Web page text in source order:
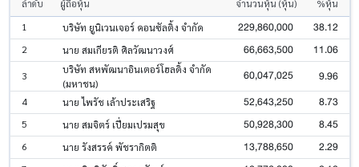
ลำดับ ผู้ถือหุ้น จำนวนหุ้น (หุ้น) %หุ้น
1 บริษัท ยูนิเวนเจอร์ คอนซัลติ้ง จำกัด 229,860,000 38.12
2 นาย สมเกียรติ ศิลวัฒนาวงศ์ 66,663,500 11.06
3
บริษัท สหพัฒนาอินเตอร์โฮลดิ้ง จำกัด
(มหาชน)
60,047,025 9.96
4 นาย ไพรัช เล้าประเสริฐ 52,643,250 8.73
5 นาย สมจิตร์ เปี่ยมเปรมสุข 50,928,300 8.45
6 นาย รังสรรค์ พัชรากิตติ 13,788,650 2.29